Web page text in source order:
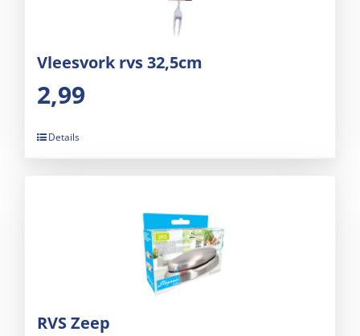
Vleesvork rvs 32,5cm
2,99
Details
RVS Zeep